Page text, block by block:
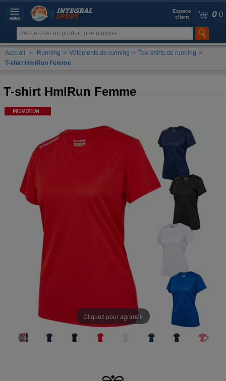
0 0
Espace
client
Accueil > Running > Vêtements de running > Tee-shirts de running >
T-shirt HmlRun Femme
T-shirt HmlRun Femme
Cliquez pour agrandir